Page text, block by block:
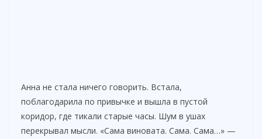
Анна не стала ничего говорить. Встала,
поблагодарила по привычке и вышла в пустой
коридор, где тикали старые часы. Шум в ушах
перекрывал мысли. «Сама виновата. Сама. Сама…» —